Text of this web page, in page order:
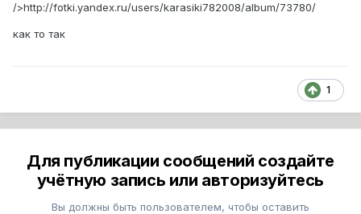
/>http://fotki.yandex.ru/users/karasiki782008/album/73780/
как то так
1
Для публикации сообщений создайте
учётную запись или авторизуйтесь
Вы должны быть пользователем, чтобы оставить